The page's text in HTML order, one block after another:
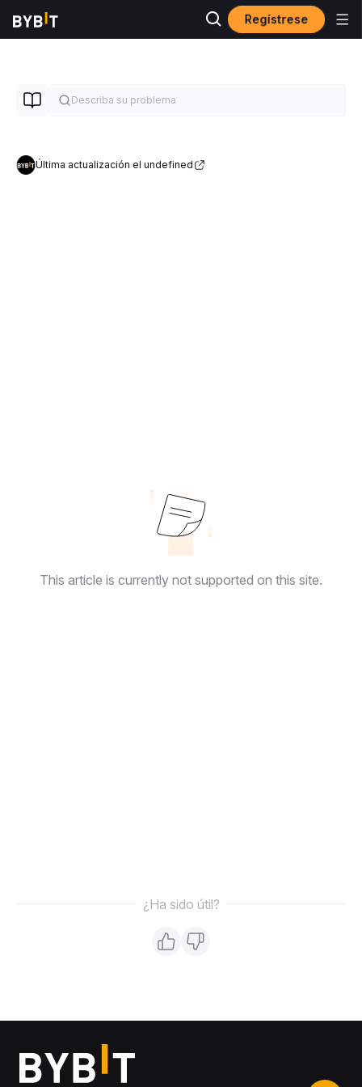
Regístrese
Última actualización el undefined
This article is currently not supported on this site.
¿Ha sido útil?